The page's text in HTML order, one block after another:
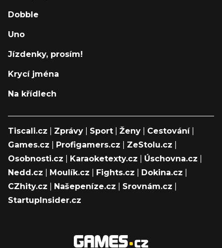
Dobble
Uno
Jízdenky, prosím!
Krycí jména
Na křídlech
Tiscali.cz Zprávy Sport Ženy Cestování|
Games.cz
Profigamers.cz ZeStolu.cz
Osobnosti.cz
Karaoketexty.cz Úschovna.cz
Nedd.cz
Moulík.cz Fights.cz Dokina.cz
CZhity.cz
Našepeníze.cz Srovnám.cz
StartupInsider.cz